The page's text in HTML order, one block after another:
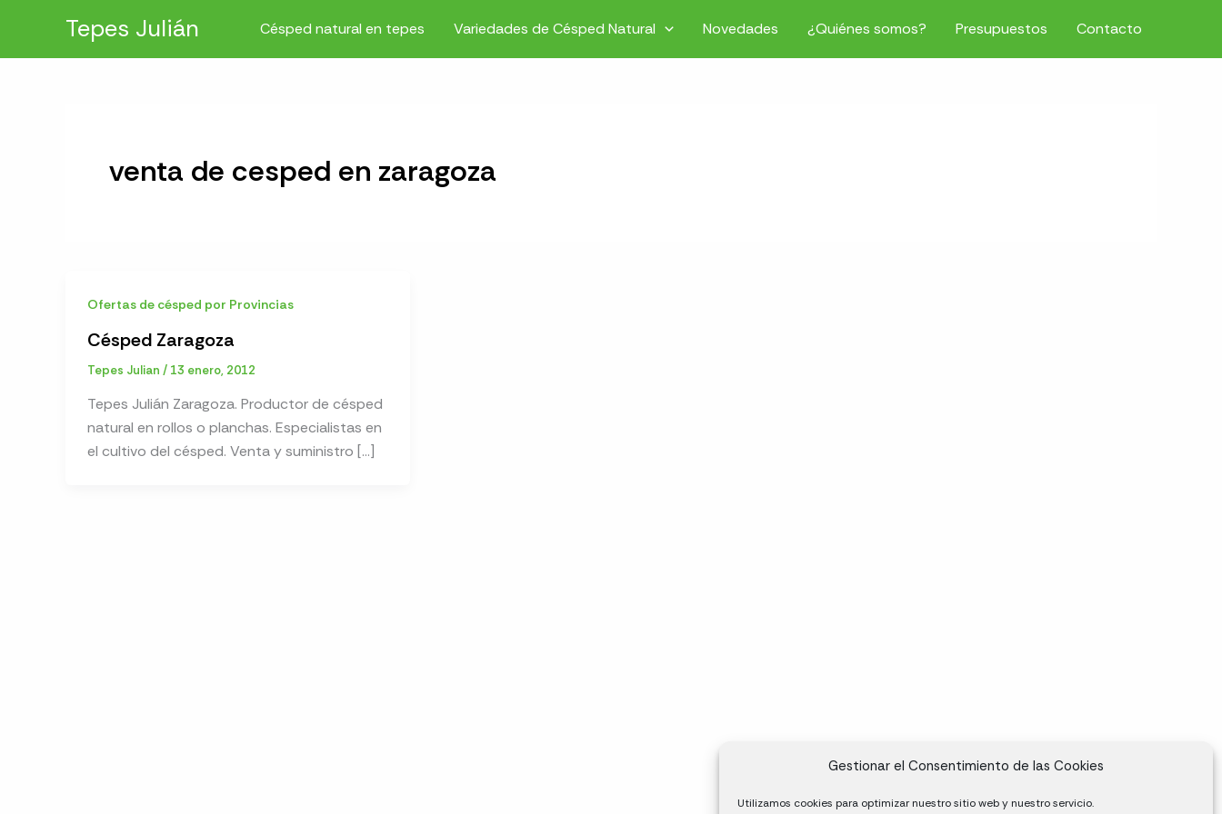
Gestionar el Consentimiento de las Cookies
Utilizamos cookies para optimizar nuestro sitio web y nuestro servicio.
contenido
Tepes Julián Césped natural en tepes Variedades de Césped Natural Novedades ¿Quiénes somos? Presupuestos Contacto
venta de cesped en zaragoza
Ofertas de césped por Provincias
Césped Zaragoza
Tepes Julian / 13 enero, 2012
Tepes Julián Zaragoza. Productor de césped
natural en rollos o planchas. Especialistas en
el cultivo del césped. Venta y suministro […]